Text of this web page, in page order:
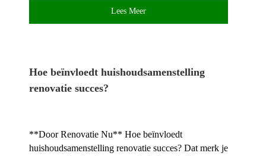
Lees Meer
Hoe beïnvloedt huishoudsamenstelling
renovatie succes?
**Door Renovatie Nu** Hoe beïnvloedt
huishoudsamenstelling renovatie succes? Dat merk je